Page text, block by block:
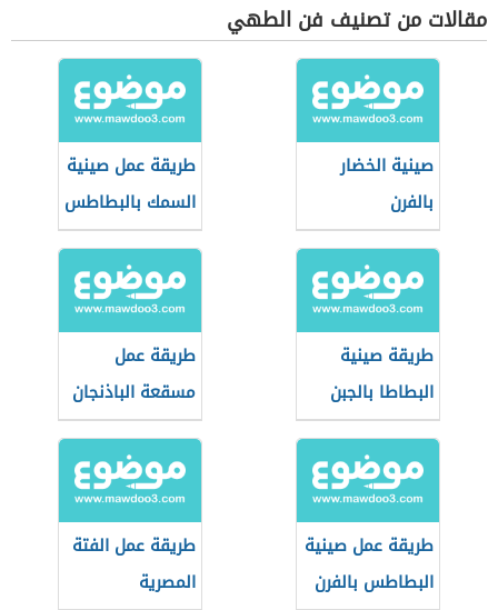
مقالات من تصنيف فن الطهي
صينية الخضار
بالفرن
طريقة عمل صينية
السمك بالبطاطس
طريقة صينية
البطاطا بالجبن
طريقة عمل
مسقعة الباذنجان
طريقة عمل صينية
البطاطس بالفرن
طريقة عمل الفتة
المصرية